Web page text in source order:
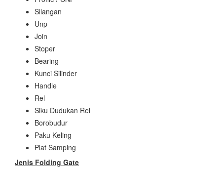
Silangan
Unp
Join
Stoper
Bearing
Kunci Silinder
Handle
Rel
Siku Dudukan Rel
Borobudur
Paku Keling
Plat Samping
Jenis Folding Gate